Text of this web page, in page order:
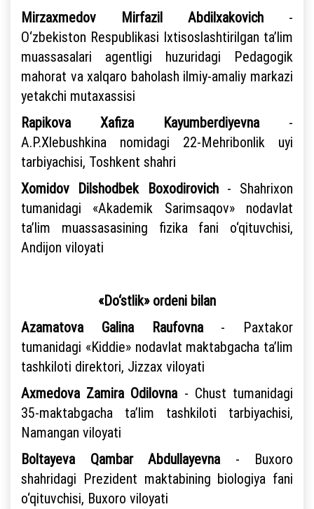
Mirzaxmedov Mirfazil Abdilxakovich -
O‘zbekiston Respublikasi Ixtisoslashtirilgan ta’lim
muassasalari agentligi huzuridagi Pedagogik
mahorat va xalqaro baholash ilmiy-amaliy markazi
yetakchi mutaxassisi
Rapikova Xafiza Kayumberdiyevna-
A.P.Xlebushkina nomidagi 22-Mehribonlik uyi
tarbiyachisi, Toshkent shahri
Xomidov Dilshodbek Boxodirovich- Shahrixon
tumanidagi «Akademik Sarimsaqov» nodavlat
ta’lim muassasasining fizika fani o‘qituvchisi,
Andijon viloyati
«Do‘stlik» ordeni bilan
Azamatova Galina Raufovna- Paxtakor
tumanidagi «Kiddie» nodavlat maktabgacha ta’lim
tashkiloti direktori, Jizzax viloyati
Axmedova Zamira Odilovna - Chust tumanidagi
35-maktabgacha ta’lim tashkiloti tarbiyachisi,
Namangan viloyati
Boltayeva Qambar Abdullayevna- Buxoro
shahridagi Prezident maktabining biologiya fani
o‘qituvchisi, Buxoro viloyati